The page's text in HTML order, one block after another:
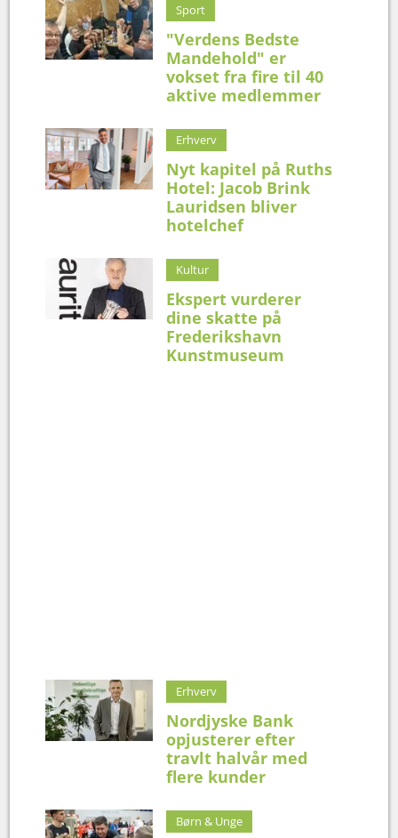
Sport
"Verdens Bedste
Mandehold" er
vokset fra fire til 40
aktive medlemmer
Erhverv
Nyt kapitel på Ruths
Hotel: Jacob Brink
Lauridsen bliver
hotelchef
Kultur
Ekspert vurderer
dine skatte på
Frederikshavn
Kunstmuseum
Erhverv
Nordjyske Bank
opjusterer efter
travlt halvår med
flere kunder
Børn & Unge